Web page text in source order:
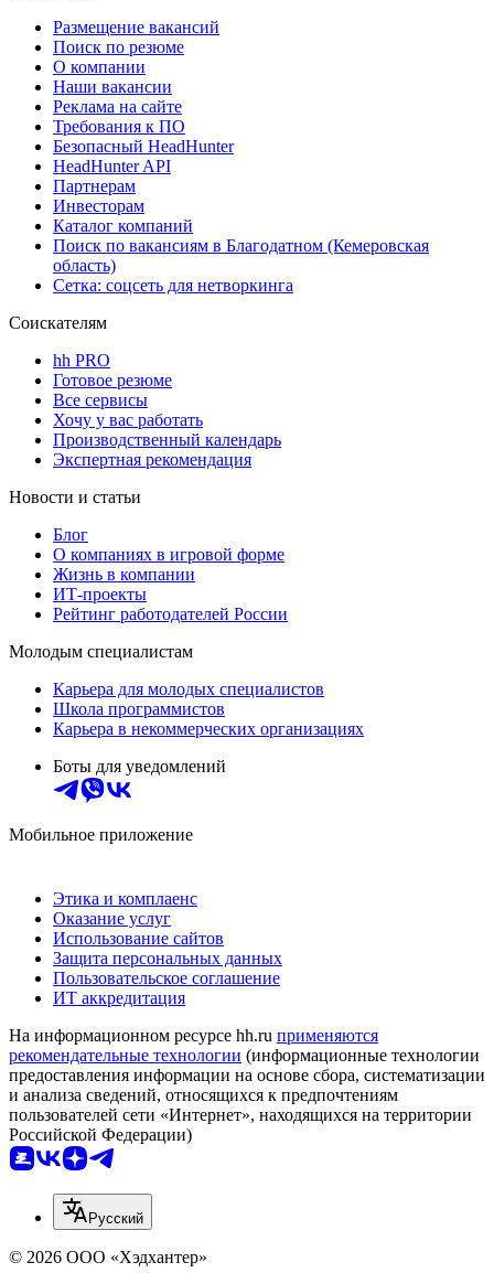
Размещение вакансий
Поиск по резюме
О компании
Наши вакансии
Реклама на сайте
Требования к ПО
Безопасный HeadHunter
HeadHunter API
Партнерам
Инвесторам
Каталог компаний
Поиск по вакансиям в Благодатном (Кемеровская
область)
Сетка: соцсеть для нетворкинга
Соискателям
hh PRO
Готовое резюме
Все сервисы
Хочу у вас работать
Производственный календарь
Экспертная рекомендация
Новости и статьи
Блог
О компаниях в игровой форме
Жизнь в компании
ИТ-проекты
Рейтинг работодателей России
Молодым специалистам
Карьера для молодых специалистов
Школа программистов
Карьера в некоммерческих организациях
Боты для уведомлений
Мобильное приложение
Этика и комплаенс
Оказание услуг
Использование сайтов
Защита персональных данных
Пользовательское соглашение
ИТ аккредитация
На информационном ресурсе hh.ru применяются
рекомендательные технологии (информационные технологии
предоставления информации на основе сбора, систематизации
и анализа сведений, относящихся к предпочтениям
пользователей сети «Интернет», находящихся на территории
Российской Федерации)
Русский
© 2026 ООО «Хэдхантер»